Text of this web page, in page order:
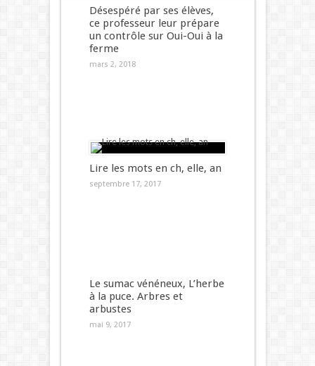
Désespéré par ses élèves,
ce professeur leur prépare
un contrôle sur Oui-Oui à la
ferme
mars 2, 2018
Lire les mots en ch, elle, an
septembre 17, 2017
Le sumac vénéneux, L’herbe
à la puce. Arbres et
arbustes
mai 9, 2017